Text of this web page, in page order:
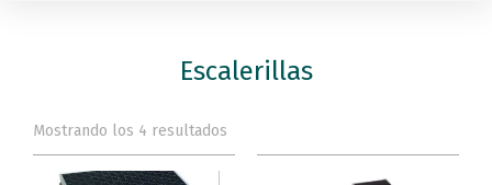
Escalerillas
Mostrando los 4 resultados